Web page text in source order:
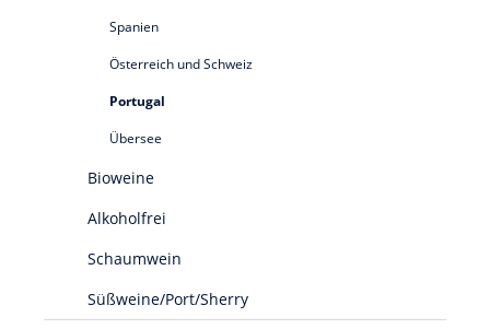
Spanien
Österreich und Schweiz
Portugal
Übersee
Bioweine
Alkoholfrei
Schaumwein
Süßweine/Port/Sherry